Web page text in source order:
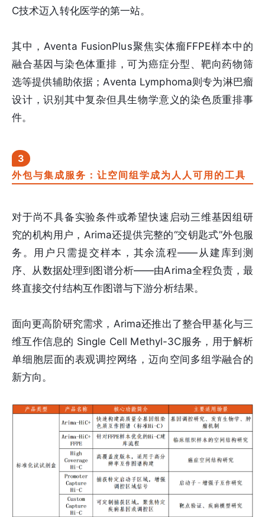
C技术迈入转化医学的第一站。
其中，Aventa FusionPlus聚焦实体瘤FFPE样本中的
融合基因与染色体重排，可为癌症分型、靶向药物筛
选等提供辅助依据；Aventa Lymphoma则专为淋巴瘤
设计，识别其中复杂但具生物学意义的染色质重排事
件。
3
外包与集成服务：让空间组学成为人人可用的工具
对于尚不具备实验条件或希望快速启动三维基因组研
究的机构用户，Arima还提供完整的“交钥匙式”外包服
务。用户只需提交样本，其余流程——从建库到测
序、从数据处理到图谱分析——由Arima全程负责，最
终直接交付结构互作图谱与下游分析结果。
面向更高阶研究需求，Arima还推出了整合甲基化与三
维互作信息的 Single Cell Methyl-3C服务，用于解析
单细胞层面的表观调控网络，迈向空间多组学融合的
新方向。